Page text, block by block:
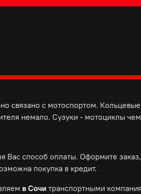
связано с мотоспортом.
немало. Сузуки - мотоциклы
способ оплаты. Оформите
покупка в кредит.
в Сочитранспортными